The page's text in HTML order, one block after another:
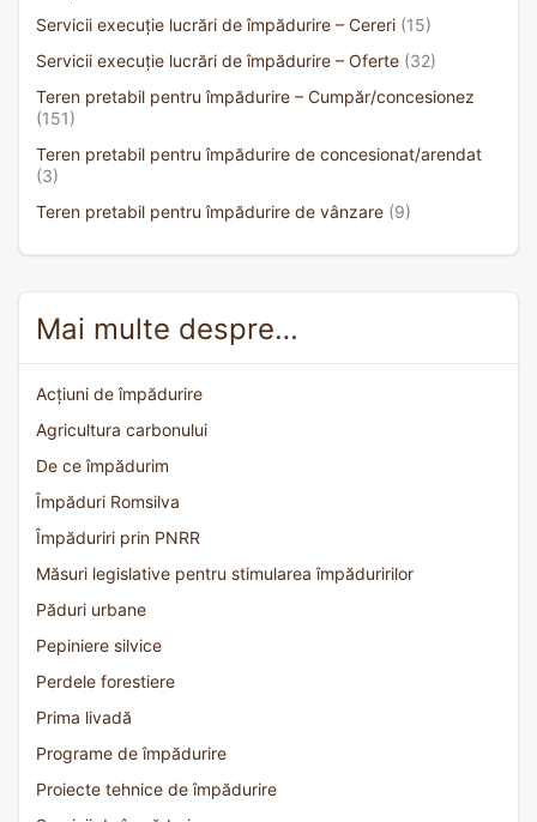
Servicii execuție lucrări de împădurire – Cereri (15)
Servicii execuție lucrări de împădurire – Oferte (32)
Teren pretabil pentru împădurire – Cumpăr/concesionez
(151)
Teren pretabil pentru împădurire de concesionat/arendat
(3)
Teren pretabil pentru împădurire de vânzare (9)
Mai multe despre…
Acțiuni de împădurire
Agricultura carbonului
De ce împădurim
Împăduri Romsilva
Împăduriri prin PNRR
Măsuri legislative pentru stimularea împăduririlor
Păduri urbane
Pepiniere silvice
Perdele forestiere
Prima livadă
Programe de împădurire
Proiecte tehnice de împădurire